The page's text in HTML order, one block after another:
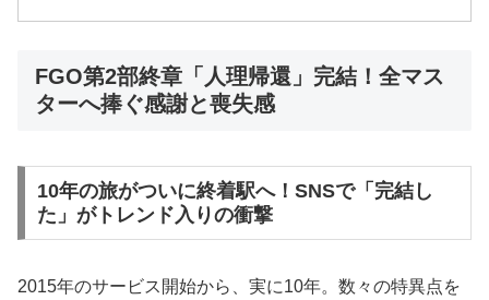
FGO第2部終章「人理帰還」完結！全マス
ターへ捧ぐ感謝と喪失感
10年の旅がついに終着駅へ！SNSで「完結し
た」がトレンド入りの衝撃
2015年のサービス開始から、実に10年。数々の特異点を